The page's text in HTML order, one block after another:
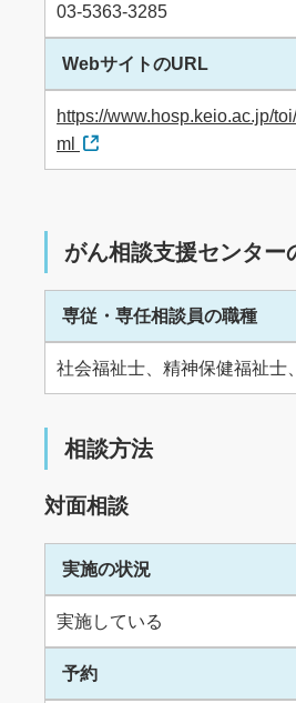
03-5363-3285
WebサイトのURL
https://www.hosp.keio.ac.jp/
ml
がん相談支援センター
専従・専任相談員の職種
社会福祉士、精神保健福祉士
相談方法
対面相談
実施の状況
実施している
予約